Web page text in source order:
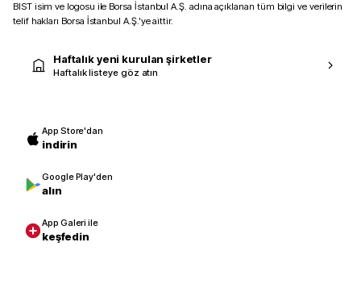
BIST isim ve logosu ile Borsa İstanbul A.Ş. adına açıklanan tüm bilgi ve verilerin
telif hakları Borsa İstanbul A.Ş.’ye aittir.
Haftalık yeni kurulan şirketler
Haftalık listeye göz atın
App Store'dan
indirin
Google Play'den
alın
App Galeri ile
keşfedin